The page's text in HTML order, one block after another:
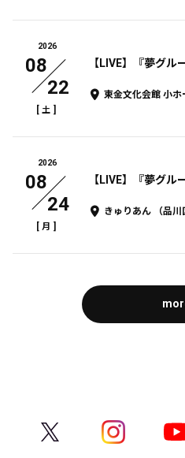
2026
08
22
[土 ]
【LIVE】『夢グル
東金文化会館 小ホ
2026
08
24
[月 ]
【LIVE】『夢グル
きゅりあん （品